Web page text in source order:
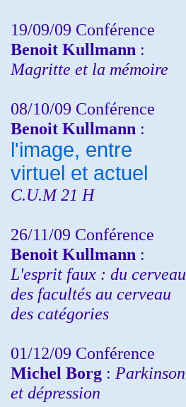
19/09/09 Conférence
Benoit Kullmann :
Magritte et la mémoire
08/10/09 Conférence
Benoit Kullmann :
l'image, entre
virtuel et actuel
C.U.M 21 H
26/11/09 Conférence
Benoit Kullmann :
L'esprit faux : du cerveau
des facultés au cerveau
des catégories
01/12/09 Conférence
Michel Borg : Parkinson
et dépression